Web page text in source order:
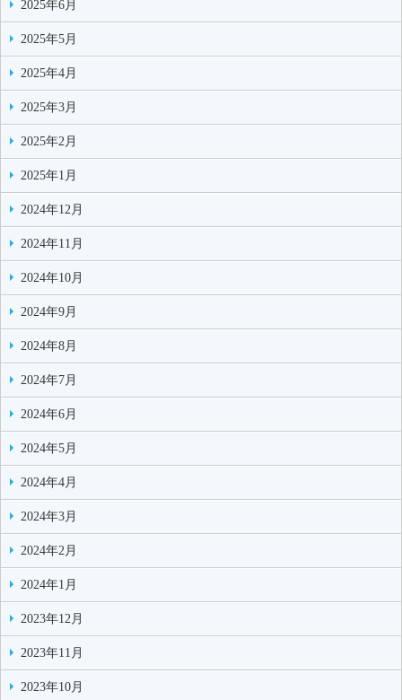
2025年6月
2025年5月
2025年4月
2025年3月
2025年2月
2025年1月
2024年12月
2024年11月
2024年10月
2024年9月
2024年8月
2024年7月
2024年6月
2024年5月
2024年4月
2024年3月
2024年2月
2024年1月
2023年12月
2023年11月
2023年10月